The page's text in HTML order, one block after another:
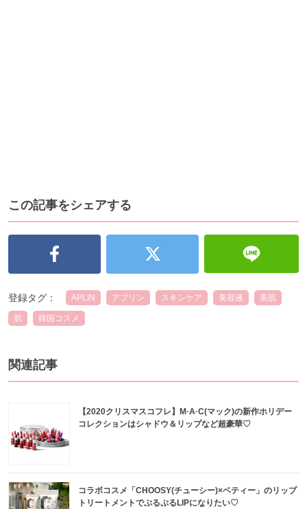
この記事をシェアする
登録タグ： APLIN アプリン スキンケア 美容液 美肌
肌 韓国コスメ
関連記事
【2020クリスマスコフレ】M·A·C(マック)の新作ホリデー
コレクションはシャドウ＆リップなど超豪華♡
コラボコスメ「CHOOSY(チューシー)×ベティー」のリップ
トリートメントでぷるぷるLIPになりたい♡